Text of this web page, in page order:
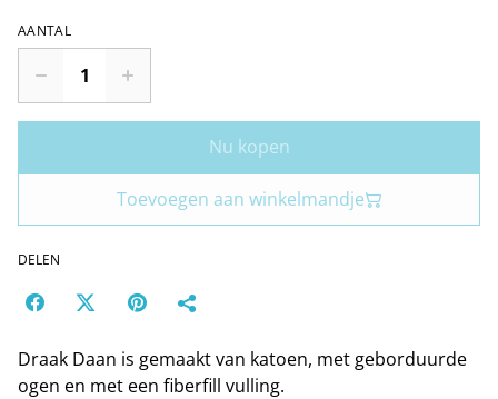
AANTAL
Nu kopen
Toevoegen aan winkelmandje
DELEN
Draak Daan is gemaakt van katoen, met geborduurde
ogen en met een fiberfill vulling.